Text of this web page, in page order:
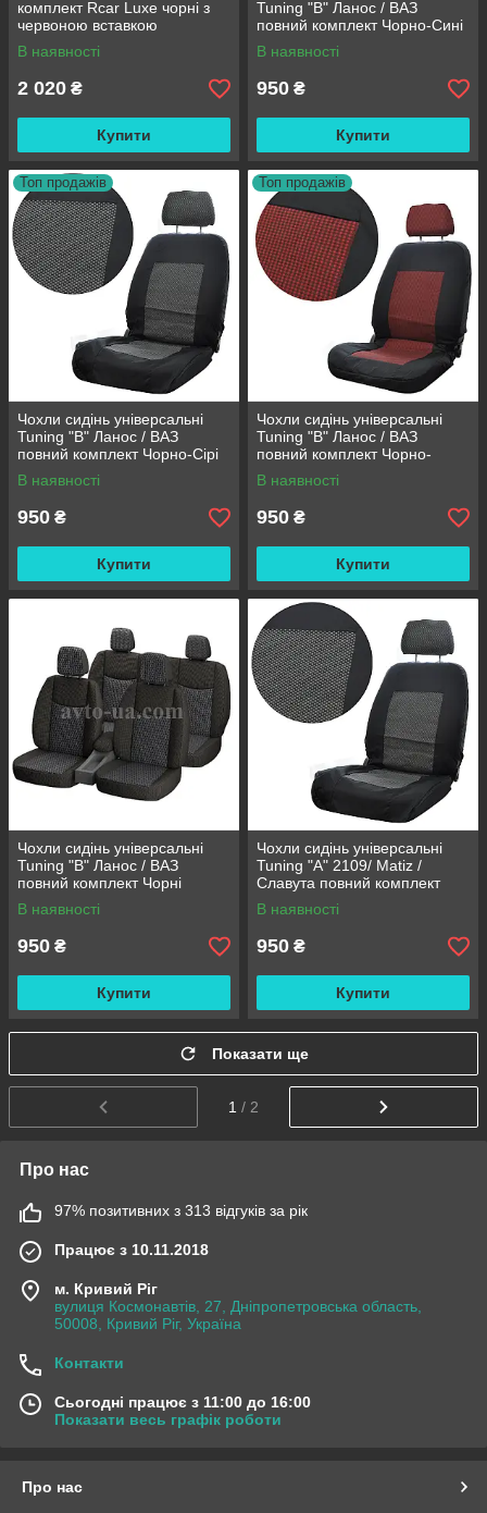
комплект Rcar Luxe чорні з
червоною вставкою
В наявності
2 020 ₴
Купити
Tuning "B" Ланос / ВАЗ
повний комплект Чорно-Сині
В наявності
950 ₴
Купити
Топ продажів
Чохли сидінь універсальні
Tuning "B" Ланос / ВАЗ
повний комплект Чорно-Сірі
В наявності
950 ₴
Купити
Топ продажів
Чохли сидінь універсальні
Tuning "B" Ланос / ВАЗ
повний комплект Чорно-
Червоні
В наявності
950 ₴
Купити
Чохли сидінь універсальні
Tuning "B" Ланос / ВАЗ
повний комплект Чорні
В наявності
950 ₴
Купити
Чохли сидінь універсальні
Tuning "А" 2109/ Matiz /
Славута повний комплект
Чорні
В наявності
950 ₴
Купити
Показати ще
1 / 2
Про нас
97% позитивних з 313 відгуків за рік
Працює з 10.11.2018
м. Кривий Ріг
вулиця Космонавтів, 27, Дніпропетровська область,
50008, Кривий Ріг, Україна
Контакти
Сьогодні працює з 11:00 до 16:00
Показати весь графік роботи
Про нас